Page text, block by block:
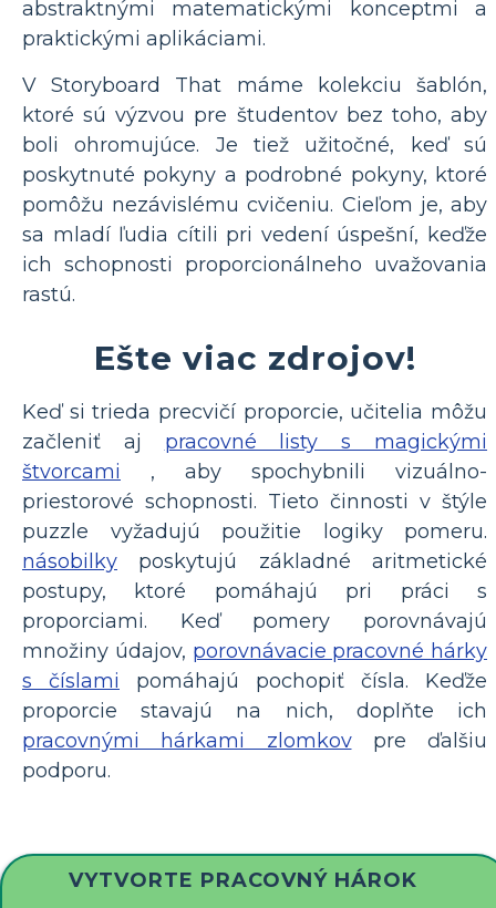
abstraktnými matematickými konceptmi a
praktickými aplikáciami.
V Storyboard That máme kolekciu šablón,
ktoré sú výzvou pre študentov bez toho, aby
boli ohromujúce. Je tiež užitočné, keď sú
poskytnuté pokyny a podrobné pokyny, ktoré
pomôžu nezávislému cvičeniu. Cieľom je, aby
sa mladí ľudia cítili pri vedení úspešní, keďže
ich schopnosti proporcionálneho uvažovania
rastú.
Ešte viac zdrojov!
Keď si trieda precvičí proporcie, učitelia môžu
začleniť aj pracovné listy s magickými
štvorcami , aby spochybnili vizuálno-
priestorové schopnosti. Tieto činnosti v štýle
puzzle vyžadujú použitie logiky pomeru.
násobilky poskytujú základné aritmetické
postupy, ktoré pomáhajú pri práci s
proporciami. Keď pomery porovnávajú
množiny údajov, porovnávacie pracovné hárky
s číslami pomáhajú pochopiť čísla. Keďže
proporcie stavajú na nich, doplňte ich
pracovnými hárkami zlomkovpre ďalšiu
podporu.
VYTVORTE PRACOVNÝ HÁROK